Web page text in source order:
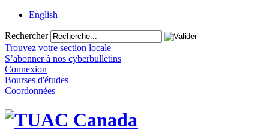
English
Rechercher
Trouvez votre section locale
S’abonner à nos cyberbulletins
Connexion
Bourses d'études
Coordonnées